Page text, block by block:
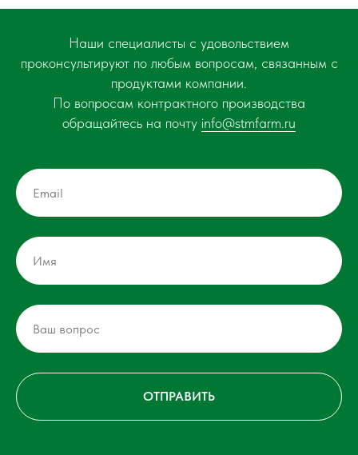
Наши специалисты с удовольствием
проконсультируют по любым вопросам, связанным с
продуктами компании.
По вопросам контрактного производства
обращайтесь на почту info@stmfarm.ru
ОТПРАВИТЬ